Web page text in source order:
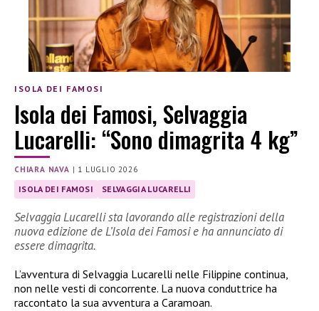
ISOLA DEI FAMOSI
Isola dei Famosi, Selvaggia
Lucarelli: “Sono dimagrita 4 kg”
CHIARA NAVA | 1 LUGLIO 2026
ISOLA DEI FAMOSI SELVAGGIA LUCARELLI
Selvaggia Lucarelli sta lavorando alle registrazioni della
nuova edizione de L’Isola dei Famosi e ha annunciato di
essere dimagrita.
L’avventura di Selvaggia Lucarelli nelle Filippine continua,
non nelle vesti di concorrente. La nuova conduttrice ha
raccontato la sua avventura a Caramoan.